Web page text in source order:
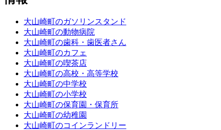
大山崎町のガソリンスタンド
大山崎町の動物病院
大山崎町の歯科・歯医者さん
大山崎町のカフェ
大山崎町の喫茶店
大山崎町の高校・高等学校
大山崎町の中学校
大山崎町の小学校
大山崎町の保育園・保育所
大山崎町の幼稚園
大山崎町のコインランドリー